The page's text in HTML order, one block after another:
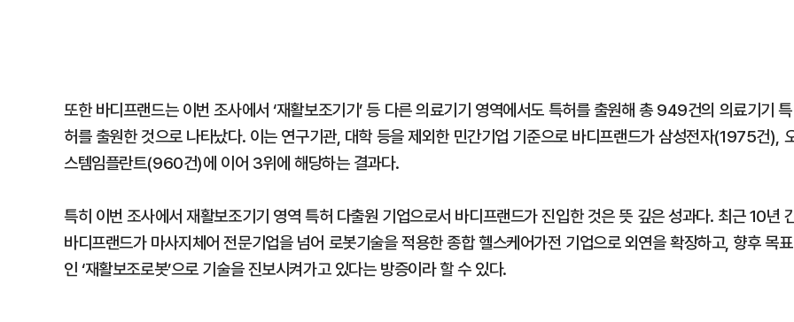
또한 바디프랜드는 이번 조사에서 ‘재활보조기기’ 등 다른 의료기기 영역에서도 특허를 출원해 총 949건의 의료기기 특
허를 출원한 것으로 나타났다. 이는 연구기관, 대학 등을 제외한 민간기업 기준으로 바디프랜드가 삼성전자(1975건),
스템임플란트(960건)에 이어 3위에 해당하는 결과다.
특히 이번 조사에서 재활보조기기 영역 특허 다출원 기업으로서 바디프랜드가 진입한 것은 뜻 깊은 성과다. 최근 10년
바디프랜드가 마사지체어 전문기업을 넘어 로봇기술을 적용한 종합 헬스케어가전 기업으로 외연을 확장하고, 향후 목표
인 ‘재활보조로봇’으로 기술을 진보시켜가고 있다는 방증이라 할 수 있다.